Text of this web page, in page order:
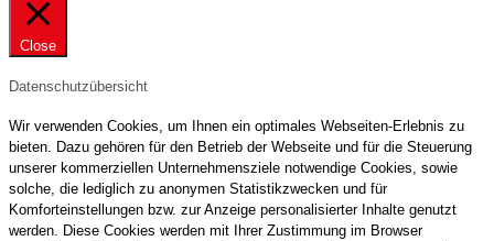
Close
Datenschutzübersicht
Wir verwenden Cookies, um Ihnen ein optimales Webseiten-Erlebnis zu
bieten. Dazu gehören für den Betrieb der Webseite und für die Steuerung
unserer kommerziellen Unternehmensziele notwendige Cookies, sowie
solche, die lediglich zu anonymen Statistikzwecken und für
Komforteinstellungen bzw. zur Anzeige personalisierter Inhalte genutzt
werden. Diese Cookies werden mit Ihrer Zustimmung im Browser